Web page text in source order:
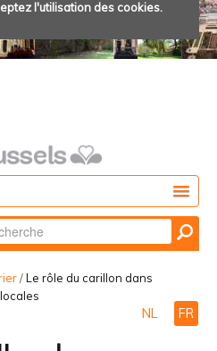
l'utilisation des cookies.
par
/Le rôle du carillon dans
NL FR